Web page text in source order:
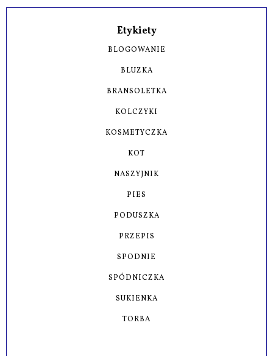
Etykiety
BLOGOWANIE
BLUZKA
BRANSOLETKA
KOLCZYKI
KOSMETYCZKA
KOT
NASZYJNIK
PIES
PODUSZKA
PRZEPIS
SPODNIE
SPÓDNICZKA
SUKIENKA
TORBA